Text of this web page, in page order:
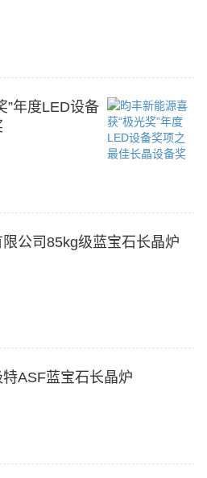
”年度LED设备
公司85kg级蓝宝石长晶炉
ASF蓝宝石长晶炉